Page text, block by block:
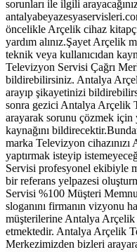
sorunları ile ilgili
öncelikle Arçelik cihaz
yardım alınız.Şayet Arçelik
teknik veya kullanıcıdan
Televizyon Servisi Çağrı
bildirebilirsiniz. Antalya
arayıp şikayetinizi
sonra gezici Antalya Arçelik
arayarak sorunu çözmek için
kaynağını
marka Televizyon
yaptırmak isteyip
Servisi profesyonel ekibiyle
bir referans yelpazesi
Servisi %100 Müşteri
sloganını firmanın vizyonu
müşterilerine Antalya
etmektedir. Antalya Arçelik
Merkezimizden bizleri